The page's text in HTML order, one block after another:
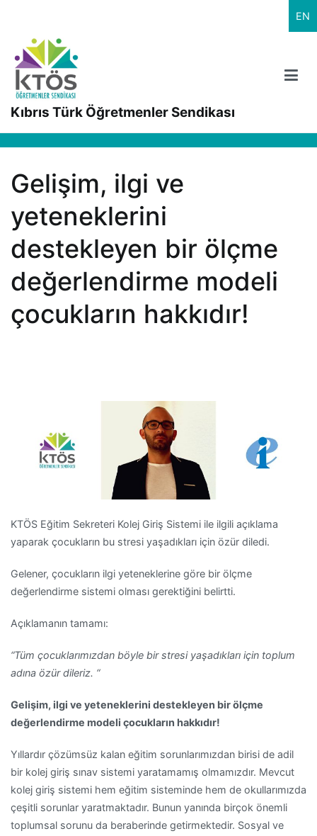
EN
Kıbrıs Türk Öğretmenler Sendikası
Gelişim, ilgi ve
yeteneklerini
destekleyen bir ölçme
değerlendirme modeli
çocukların hakkıdır!
KTÖS Eğitim Sekreteri Kolej Giriş Sistemi ile ilgili açıklama
yaparak çocukların bu stresi yaşadıkları için özür diledi.
Gelener, çocukların ilgi yeteneklerine göre bir ölçme
değerlendirme sistemi olması gerektiğini belirtti.
Açıklamanın tamamı:
“Tüm çocuklarımızdan böyle bir stresi yaşadıkları için toplum
adına özür dileriz. “
Gelişim, ilgi ve yeteneklerini destekleyen bir ölçme
değerlendirme modeli çocukların hakkıdır!
Yıllardır çözümsüz kalan eğitim sorunlarımızdan birisi de adil
bir kolej giriş sınav sistemi yaratamamış olmamızdır. Mevcut
kolej giriş sistemi hem eğitim sisteminde hem de okullarımızda
çeşitli sorunlar yaratmaktadır. Bunun yanında birçok önemli
toplumsal sorunu da beraberinde getirmektedir. Sosyal ve